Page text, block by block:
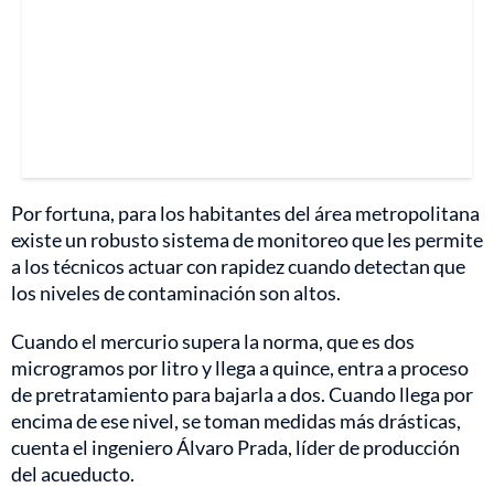
Por fortuna, para los habitantes del área metropolitana
existe un robusto sistema de monitoreo que les permite
a los técnicos actuar con rapidez cuando detectan que
los niveles de contaminación son altos.
Cuando el mercurio supera la norma, que es dos
microgramos por litro y llega a quince, entra a proceso
de pretratamiento para bajarla a dos. Cuando llega por
encima de ese nivel, se toman medidas más drásticas,
cuenta el ingeniero Álvaro Prada, líder de producción
del acueducto.